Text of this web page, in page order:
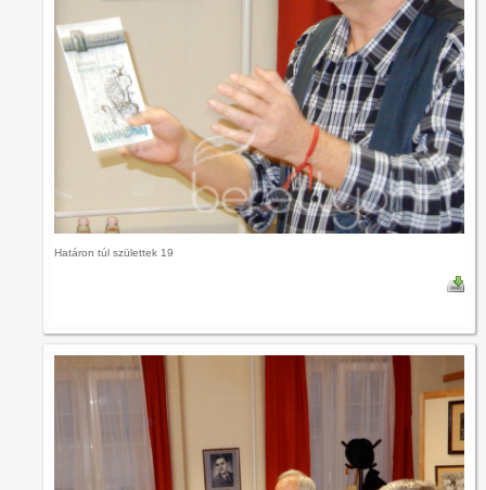
Határon túl születtek 19